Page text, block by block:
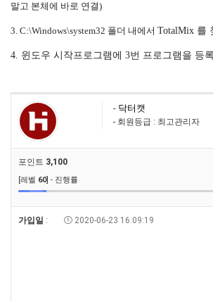
말고 본체에 바로 연결)
3. C:\Windows\system32 폴더 내에서 TotalMix 를
4. 윈도우 시작프로그램에 3번 프로그램을 등
- 닥터캣
- 회원등급 : 최고관리자
포인트 3,100
[레벨 60] - 진행률
가입일 : 2020-06-23 16:09:19